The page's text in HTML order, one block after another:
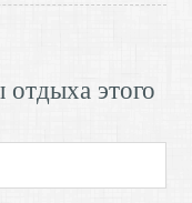
этого